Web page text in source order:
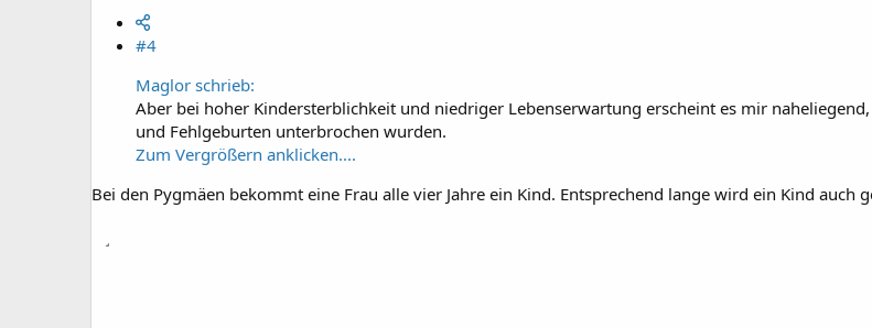
#4
Maglor schrieb:
Aber bei hoher Kindersterblichkeit und niedriger Lebenserwartung erscheint es mir
und Fehlgeburten unterbrochen wurden.
Zum Vergrößern anklicken....
Bei den Pygmäen bekommt eine Frau alle vier Jahre ein Kind. Entsprechend lange wird ein Kind auch